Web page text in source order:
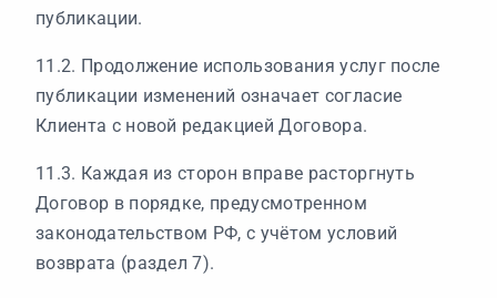
публикации.
11.2. Продолжение использования услуг после
публикации изменений означает согласие
Клиента с новой редакцией Договора.
11.3. Каждая из сторон вправе расторгнуть
Договор в порядке, предусмотренном
законодательством РФ, с учётом условий
возврата (раздел 7).